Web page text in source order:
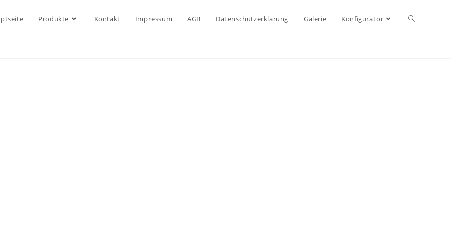
Produkte Kontakt Impressum AGB Datenschutzerklärung Galerie Konfigurator